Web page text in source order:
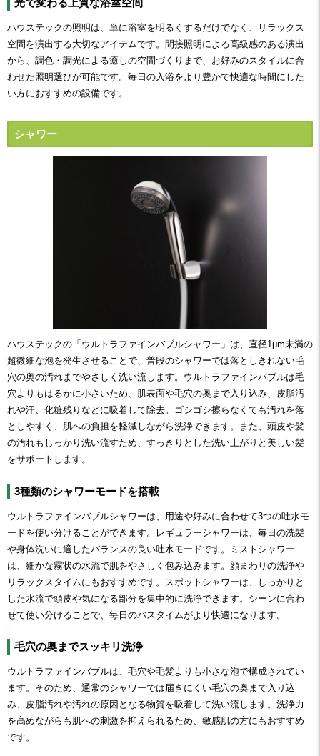
ハウステックの照明は、単に浴室を明るくするだけでなく、リラックス
空間を演出する大切なアイテムです。間接照明による高級感のある演出
から、調色・調光による癒しの空間づくりまで、お好みのスタイルに合
わせた照明選びが可能です。毎日の入浴をより豊かで快適な時間にした
い方におすすめの設備です。
シャワー
ハウステックの「ウルトラファインバブルシャワー」は、直径1μm未満の
超微細な泡を発生させることで、普段のシャワーでは落としきれない毛
穴の奥の汚れまでやさしく洗い流します。ウルトラファインバブルは毛
穴よりもはるかに小さいため、肌表面や毛穴の奥まで入り込み、皮脂汚
れや汗、化粧残りなどに吸着して除去。ゴシゴシ擦らなくても汚れを落
としやすく、肌への負担を軽減しながら洗浄できます。また、頭皮や髪
の汚れもしっかり洗い流すため、すっきりとした洗い上がりと美しい髪
をサポートします。
3種類のシャワーモードを搭載
ウルトラファインバブルシャワーは、用途や好みに合わせて3つの吐水モ
ードを使い分けることができます。レギュラーシャワーは、毎日の洗髪
や身体洗いに適したバランスの良い吐水モードです。ミストシャワー
は、細かな霧状の水流で肌をやさしく包み込みます。顔まわりの洗浄や
リラックスタイムにもおすすめです。スポットシャワーは、しっかりと
した水流で頭皮や気になる部分を集中的に洗浄できます。シーンに合わ
せて使い分けることで、毎日のバスタイムがより快適になります。
毛穴の奥までスッキリ洗浄
ウルトラファインバブルは、毛穴や毛髪よりも小さな泡で構成されてい
ます。そのため、通常のシャワーでは届きにくい毛穴の奥まで入り込
み、皮脂汚れや汚れの原因となる物質を吸着して洗い流します。洗浄力
を高めながらも肌への刺激を抑えられるため、敏感肌の方にもおすすめ
です。